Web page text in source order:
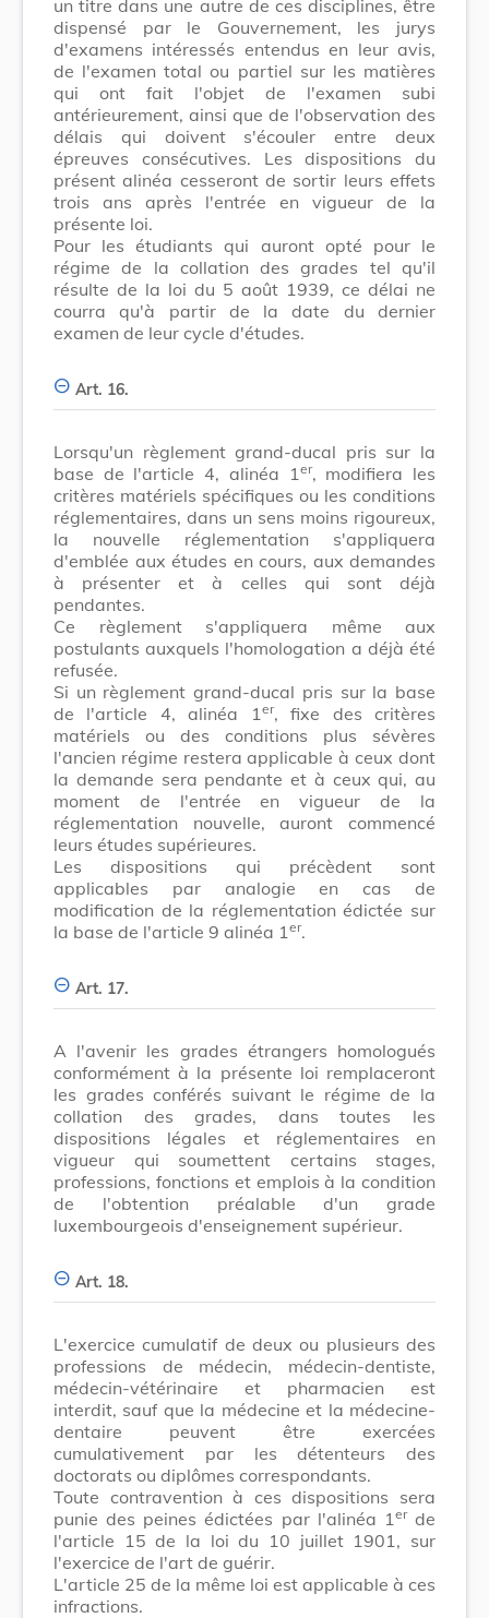
un titre dans une autre de ces disciplines, être
dispensé par le Gouvernement, les jurys
d'examens intéressés entendus en leur avis,
de l'examen total ou partiel sur les matières
qui ont fait l'objet de l'examen subi
antérieurement, ainsi que de l'observation des
délais qui doivent s'écouler entre deux
épreuves consécutives. Les dispositions du
présent alinéa cesseront de sortir leurs effets
trois ans après l'entrée en vigueur de la
présente loi.
Pour les étudiants qui auront opté pour le
régime de la collation des grades tel qu'il
résulte de la loi du 5 août 1939, ce délai ne
courra qu'à partir de la date du dernier
examen de leur cycle d'études.
Art. 16.
Lorsqu'un règlement grand-ducal pris sur la
base de l'article 4, alinéa 1 er, modifiera les
critères matériels spécifiques ou les conditions
réglementaires, dans un sens moins rigoureux,
la nouvelle réglementation s'appliquera
d'emblée aux études en cours, aux demandes
à présenter et à celles qui sont déjà
pendantes.
Ce règlement s'appliquera même aux
postulants auxquels l'homologation a déjà été
refusée.
Si un règlement grand-ducal pris sur la base
de l'article 4, alinéa 1 er, fixe des critères
matériels ou des conditions plus sévères
l'ancien régime restera applicable à ceux dont
la demande sera pendante et à ceux qui, au
moment de l'entrée en vigueur de la
réglementation nouvelle, auront commencé
leurs études supérieures.
Les dispositions qui précèdent sont
applicables par analogie en cas de
modification de la réglementation édictée sur
la base de l'article 9 alinéa 1 er.
Art. 17.
A l'avenir les grades étrangers homologués
conformément à la présente loi remplaceront
les grades conférés suivant le régime de la
collation des grades, dans toutes les
dispositions légales et réglementaires en
vigueur qui soumettent certains stages,
professions, fonctions et emplois à la condition
de l'obtention préalable d'un grade
luxembourgeois d'enseignement supérieur.
Art. 18.
L'exercice cumulatif de deux ou plusieurs des
professions de médecin, médecin-dentiste,
médecin-vétérinaire et pharmacien est
interdit, sauf que la médecine et la médecine-
dentaire peuvent être exercées
cumulativement par les détenteurs des
doctorats ou diplômes correspondants.
Toute contravention à ces dispositions sera
punie des peines édictées par l'alinéa 1 erde
l'article 15 de la loi du 10 juillet 1901, sur
l'exercice de l'art de guérir.
L'article 25 de la même loi est applicable à ces
infractions.